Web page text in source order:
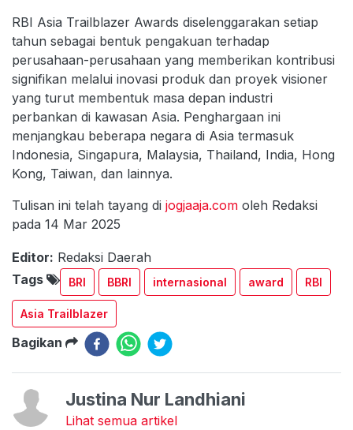
RBI Asia Trailblazer Awards diselenggarakan setiap
tahun sebagai bentuk pengakuan terhadap
perusahaan-perusahaan yang memberikan kontribusi
signifikan melalui inovasi produk dan proyek visioner
yang turut membentuk masa depan industri
perbankan di kawasan Asia. Penghargaan ini
menjangkau beberapa negara di Asia termasuk
Indonesia, Singapura, Malaysia, Thailand, India, Hong
Kong, Taiwan, dan lainnya.
Tulisan ini telah tayang di jogjaaja.com oleh Redaksi
pada 14 Mar 2025
Editor: Redaksi Daerah
Tags
BRI BBRI internasional award RBI
Asia Trailblazer
Bagikan
Justina Nur Landhiani
Lihat semua artikel